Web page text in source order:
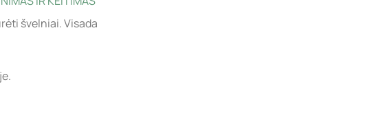
švelniai. Visada